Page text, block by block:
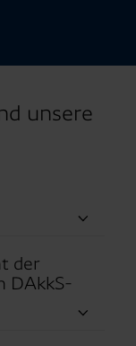
unsere
der
DAkkS-